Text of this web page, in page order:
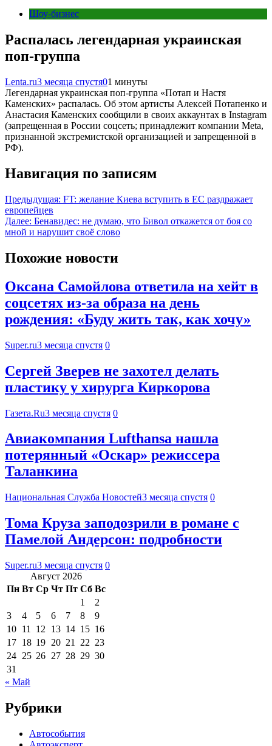
Шоу-бизнес
Распалась легендарная украинская
поп-группа
Lenta.ru3 месяца спустя01 минуты
Легендарная украинская поп-группа «Потап и Настя
Каменских» распалась. Об этом артисты Алексей Потапенко и
Анастасия Каменских сообщили в своих аккаунтах в Instagram
(запрещенная в России соцсеть; принадлежит компании Meta,
признанной экстремистской организацией и запрещенной в
РФ).
Навигация по записям
Предыдущая: FT: желание Киева вступить в ЕС раздражает
европейцев
Далее: Бенавидес: не думаю, что Бивол откажется от боя со
мной и нарушит своё слово
Похожие новости
Оксана Самойлова ответила на хейт в
соцсетях из-за образа на день
рождения: «Буду жить так, как хочу»
Super.ru3 месяца спустя 0
Сергей Зверев не захотел делать
пластику у хирурга Киркорова
Газета.Ru3 месяца спустя 0
Авиакомпания Lufthansa нашла
потерянный «Оскар» режиссера
Таланкина
Национальная Служба Новостей3 месяца спустя 0
Тома Круза заподозрили в романе с
Памелой Андерсон: подробности
Super.ru3 месяца спустя 0
Август 2026
Пн Вт Ср Чт Пт Сб Вс
1
2
3
4 5 6 7 8
9
10 11 12 13 14 15 16
17 18 19 20 21 22 23
24 25 26 27 28 29 30
31
« Май
Рубрики
Автособытия